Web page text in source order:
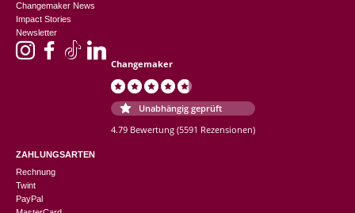
Changemaker News
Impact Stories
Newsletter
Changemaker
Unabhängig geprüft
4.79 Bewertung (5591 Rezensionen)
ZAHLUNGSARTEN
Rechnung
Twint
PayPal